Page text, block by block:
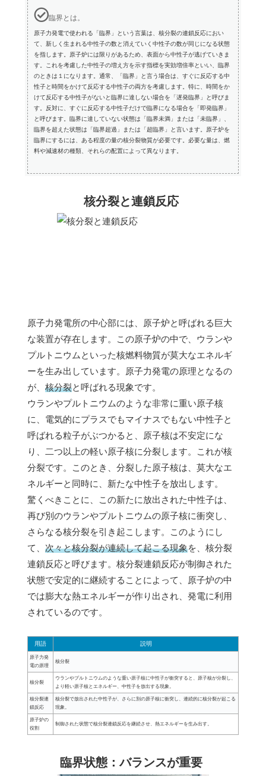
臨界とは。
原子力発電で使われる「臨界」という言葉は、核分裂の連鎖反応におい
て、新しく生まれる中性子の数と消えていく中性子の数が同じになる状態
を指します。原子炉には限りがあるため、表面から中性子が逃げていきま
す。これを考慮した中性子の増え方を示す指標を実効増倍率といい、臨界
のときは１になります。通常、「臨界」と言う場合は、すぐに反応する中
性子と時間をかけて反応する中性子の両方を考慮します。特に、時間をか
けて反応する中性子がないと臨界に達しない場合を「遅発臨界」と呼びま
す。反対に、すぐに反応する中性子だけで臨界になる場合を「即発臨界」
と呼びます。臨界に達していない状態は「臨界未満」または「未臨界」、
臨界を超えた状態は「臨界超過」または「超臨界」と言います。原子炉を
臨界にするには、ある程度の量の核分裂物質が必要です。必要な量は、燃
料や減速材の種類、それらの配置によって異なります。
核分裂と連鎖反応
原子力発電所の中心部には、原子炉と呼ばれる巨大
な装置が存在します。この原子炉の中で、ウランや
プルトニウムといった核燃料物質が莫大なエネルギ
ーを生み出しています。原子力発電の原理となるの
が、 核分裂と呼ばれる現象です。
ウランやプルトニウムのような非常に重い原子核
に、電気的にプラスでもマイナスでもない中性子と
呼ばれる粒子がぶつかると、原子核は不安定にな
り、二つ以上の軽い原子核に分裂します。これが核
分裂です。このとき、分裂した原子核は、莫大なエ
ネルギーと同時に、新たな中性子を放出します。
驚くべきことに、この新たに放出された中性子は、
再び別のウランやプルトニウムの原子核に衝突し、
さらなる核分裂を引き起こします。このようにし
て、 次々と核分裂が連続して起こる現象を、核分裂
連鎖反応と呼びます。核分裂連鎖反応が制御された
状態で安定的に継続することによって、原子炉の中
では膨大な熱エネルギーが作り出され、発電に利用
されているのです。
用語 説明
原子力発
電の原理
核分裂
核分裂
ウランやプルトニウムのような重い原子核に中性子が衝突すると、原子核が分裂し、
より軽い原子核とエネルギー、中性子を放出する現象。
核分裂連
鎖反応
核分裂で放出された中性子が、さらに別の原子核に衝突し、連続的に核分裂が起こる
現象。
原子炉の
役割
制御された状態で核分裂連鎖反応を継続させ、熱エネルギーを生み出す。
臨界状態：バランスが重要